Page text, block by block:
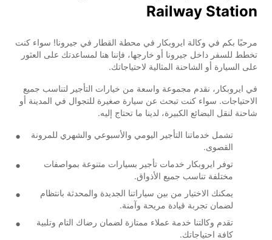
Railway Station
مرحبًا بكم في وكالة ايروبكار في محطة القطار في جيرونا! سواء كنت
تخطط للسفر داخل جيرونا أو خارجها، فإننا هنا لمساعدتك على العثور
على السيارة أو الشاحنة المثالية لاحتياجاتك.
في ايروبكار، نقدم مجموعة واسعة من خيارات التأجير لتناسب جميع
الاحتياجات. سواء كنت تبحث عن سيارة صغيرة للتجوال في المدينة أو
شاحنة لنقل البضائع الكبيرة، لدينا ما تحتاج إليه.
تشمل خدماتنا التأجير اليومي والأسبوعي والشهري للمرونة
القصوى.
توفر ايروبكار خدمات تأجير بسيارات متنوعة بمواصفات
مختلفة تناسب جميع الأذواق.
يمكنك الاختيار من بين سياراتنا الجديدة والمحدثة بانتظام
لضمان تجربة قيادة مريحة وآمنة.
تقدم وكالتنا خدمة عملاء ممتازة لضمان رضاك التام وتلبية
كافة احتياجاتك.